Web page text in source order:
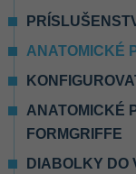
ANATOMICKÉ
ANATOMICKÉ
FORMGRIFFE
DIABOLKY DO